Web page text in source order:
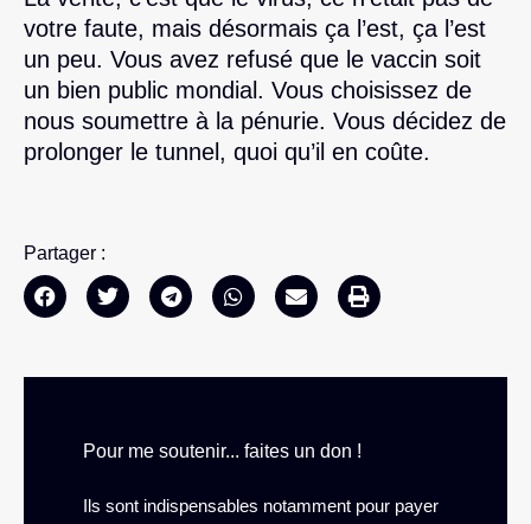
votre faute, mais désormais ça l’est, ça l’est
un peu. Vous avez refusé que le vaccin soit
un bien public mondial. Vous choisissez de
nous soumettre à la pénurie. Vous décidez de
prolonger le tunnel, quoi qu’il en coûte.
Partager :
Pour me soutenir... faites un don !
Ils sont indispensables notamment pour payer